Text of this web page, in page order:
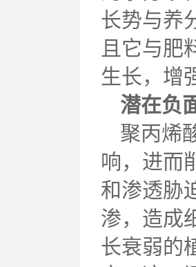
长势与养
且它与肥
生长，增
潜在负
聚丙烯
响，进而
和渗透胁
渗，造成
长衰弱的